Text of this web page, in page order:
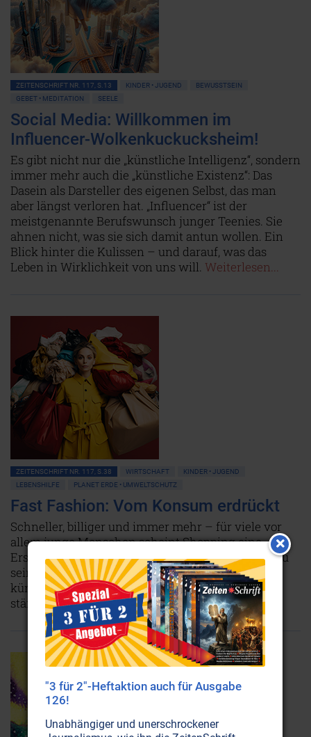
ZEITENSCHRIFT NR. 117, S.13 KINDER • JUGEND
BEWUSSTSEIN
GEBET • MEDITATION
SEELE
Social Media: Willkommen im
Influencer-Wolkenkuckucksheim!
Es gibt nicht nur die „künstliche Intelligenz“, sondern
immer mehr auch die „künstliche Existenz“: Das
Dasein als Darsteller des eigenen Selbst, das man
aber längst verloren hat. „Influencer“ ist der
meistgenannte Berufswunsch junger Teenies. Sie
ahnen nicht, was sie sich damit antun wollen. Ein
Blick hinter die Kulissen – und darauf, was das
Leben in Wirklichkeit von uns will. Weiterlesen...
ZEITENSCHRIFT NR. 117, S.38 WIRTSCHAFT
KINDER • JUGEND
LEBENSHILFE
PLANET ERDE • UMWELTSCHUTZ
Fast Fashion: Vom Konsum erdrückt
Schneller, billiger und immer mehr – für viele vor
allem junge Menschen scheint Shopping eine
Ersatzbefriedigung in einer sinnentleerten Welt zu
sein. Skrupellose Online-Händler sorgen mittels
künstlicher Intelligenz dafür, dass die Kassen
ständig weiterklingeln. Weiterlesen...
"3 für 2"-Heftaktion auch für Ausgabe
126!
Unabhängiger und unerschrockener